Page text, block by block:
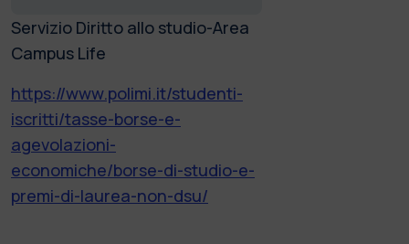
Servizio Diritto allo studio-Area
Campus Life
https://www.polimi.it/studenti-
iscritti/tasse-borse-e-
agevolazioni-
economiche/borse-di-studio-e-
premi-di-laurea-non-dsu/